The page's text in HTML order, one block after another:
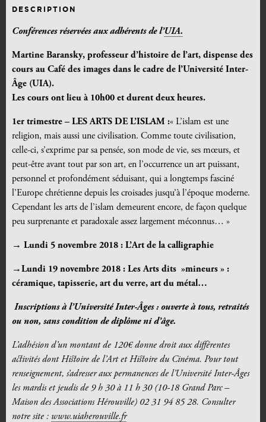
DESCRIPTION
Conférences réservées aux adhérents de l’UIA.
Martine Baransky, professeur d’histoire de l’art, dispense des
cours au Café des images dans le cadre de l’Université Inter-
Âge (UIA).
Les cours ont lieu à 10h00 et durent deux heures.
1er trimestre – LES ARTS DE L’ISLAM :« L’islam est une
religion, mais aussi une civilisation. Comme toute civilisation,
celle-ci, s’exprime par sa pensée, son mode de vie, ses mœurs, et
peut-être avant tout par son art, en l’occurrence un art puissant,
personnel et profondément séduisant, qui a longtemps fasciné
l’Europe chrétienne depuis les croisades jusqu’à l’époque moderne.
Cependant les arts de l’islam demeurent encore, de façon quelque
peu surprenante et paradoxale assez largement méconnus… »
→ Lundi 5 novembre 2018 : L’Art de la calligraphie
→Lundi 19 novembre 2018 : Les Arts dits »mineurs » :
céramique, tapisserie, art du verre, art du métal…
Inscriptions à l’Université Inter-Âges : ouverte à tous, retraités
ou non, sans condition de diplôme ni d’âge.
L’adhésion d’un montant de 120€donne droit aux différentes
activités dont Histoire de l’Art et Histoire du Cinéma. Pour tout
renseignement, s’adresser aux permanences de l’Université Inter-Âges
les mardiset jeudis de 9 h 30 à 11 h 30 (10-18 Grand Parc –
Maison des Associations Hérouville) 02 31 94 85 28. Consulter
notre site : www.uiaherouville.fr